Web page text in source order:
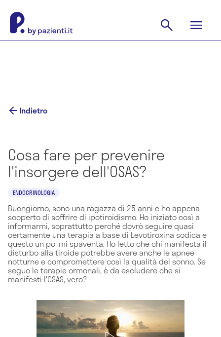
Indietro
Cosa fare per prevenire
l'insorgere dell'OSAS?
ENDOCRINOLOGIA
Buongiorno, sono una ragazza di 25 anni e ho appena
scoperto di soffrire di ipotiroidismo. Ho iniziato così a
informarmi, soprattutto perché dovrò seguire quasi
certamente una terapia a base di Levotiroxina sodica e
questo un po' mi spaventa. Ho letto che chi manifesta il
disturbo alla tiroide potrebbe avere anche le apnee
notturne e compromettere così la qualità del sonno. Se
seguo le terapie ormonali, è da escludere che si
manifesti l'OSAS, vero?